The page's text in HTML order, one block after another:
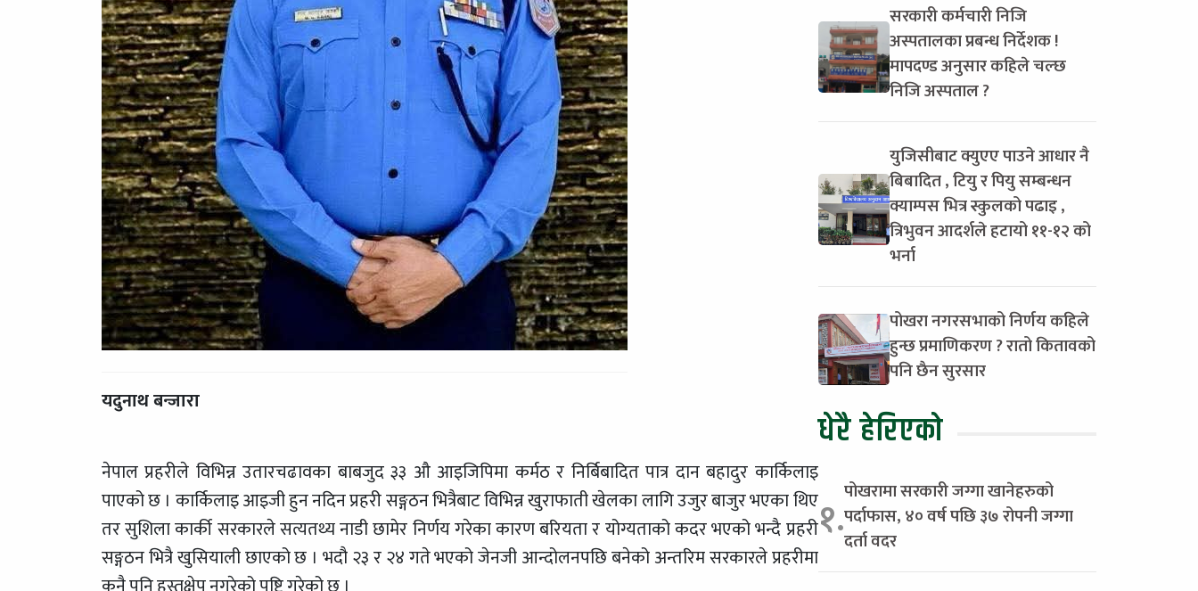
यदुनाथ बन्जारा
नेपाल प्रहरीले विभिन्न उतारचढावका बाबजुद ३३ औ आइजिपिमा कर्मठ र निर्बिबादित पात्र दान बहादुर कार्किलाइ
पाएको छ । कार्किलाइ आइजी हुन नदिन प्रहरी सङ्गठन भित्रैबाट विभिन्न खुराफाती खेलका लागि उजुर बाजुर भएका थिए
तर सुशिला कार्की सरकारले सत्यतथ्य नाडी छामेर निर्णय गरेका कारण बरियता र योग्यताको कदर भएको भन्दै प्रहरी
सङ्गठन भित्रै खुसियाली छाएको छ । भदौ २३ र २४ गते भएको जेनजी आन्दोलनपछि बनेको अन्तरिम सरकारले प्रहरीमा
सरकारी कर्मचारी निजि
अस्पतालका प्रबन्ध निर्देशक !
मापदण्ड अनुसार कहिले चल्छ
निजि अस्पताल ?
युजिसीबाट क्युएए पाउने आधार नै
बिबादित , टियु र पियु सम्बन्धन
क्याम्पस भित्र स्कुलको पढाइ ,
त्रिभुवन आदर्शले हटायो ११-१२ को
भर्ना
पोखरा नगरसभाको निर्णय कहिले
हुन्छ प्रमाणिकरण ? रातो कितावको
पनि छैन सुरसार
धेरै हेरिएको
१.पोखरामा सरकारी जग्गा खानेहरुको
पर्दाफास, ४० वर्ष पछि ३७ रोपनी जग्गा
दर्ता वदर